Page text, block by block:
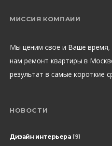
МИССИЯ КОМПАИИ
Мы ценим свое и Ваше время,
нам ремонт квартиры в
результат в самые короткие
НОВОСТИ
Дизайн интерьера (9)